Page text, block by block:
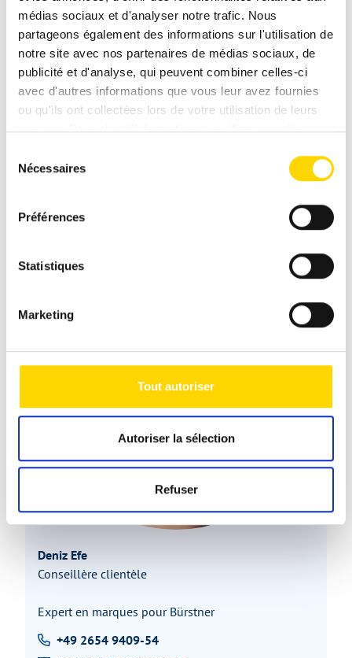
médias sociaux et d'analyser notre trafic. Nous
partageons également des informations sur l'utilisation de
notre site avec nos partenaires de médias sociaux, de
publicité et d'analyse, qui peuvent combiner celles-ci
avec d'autres informations que vous leur avez fournies
ou qu'ils ont collectées lors de votre utilisation de leurs
services.Pour plus d'informations, veuillez consulter
Nécessaires
Préférences
Statistiques
Marketing
Tout autoriser
Autoriser la sélection
Refuser
Theo Boehs
Conseiller clientèle
Expert en marques pour HYMER
+49 2654 9409-25
Deniz Efe
Conseillère clientèle
Expert en marques pour Bürstner
+49 2654 9409-54